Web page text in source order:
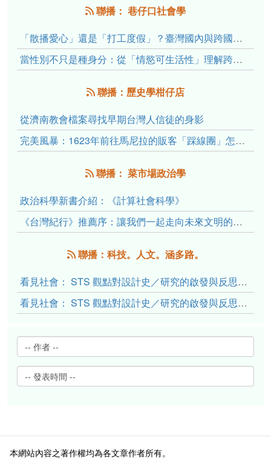
聯播： 巷仔口社會學
「散播愛心」還是「打工度假」？臺灣國內與跨國捐卵的利他修辭、金錢動機與身體代價
當性別不只是種身分：從「情慾可生活性」理解跨性別者的身體、慾望與認同探索
聯播：歷史學柑仔店
從濟南教會檔案尋找早期台灣人信徒的身影
完美風暴：1623年前往馬尼拉的販客「踩線團」怎麼會困死於澎湖?
聯播： 菜市場政治學
政治科學新書介紹：《計算社會科學》
《台灣紀行》推薦序：讓我們一起走向未來文明的備忘錄
聯播：科技。人文。涵多路。
看見社會： STS 觀點對設計史／研究的啟發與反思（下）
看見社會： STS 觀點對設計史／研究的啟發與反思（上）
本網站內容之著作權均為各文章作者所有。